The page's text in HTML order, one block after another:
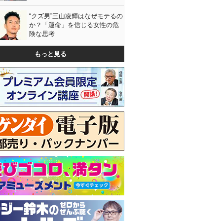
“クズ男”三山凌輝はなぜモテるの
か？「運命」を信じる女性の危
険な思考
もっと見る